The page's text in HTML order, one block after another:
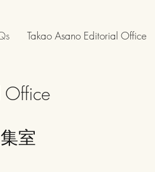
Takao Asano Editorial Office
Office
室​